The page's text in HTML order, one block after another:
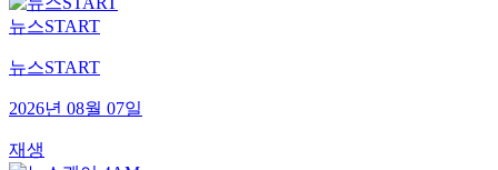
뉴스START
뉴스START
2026년 08월 07일
재생